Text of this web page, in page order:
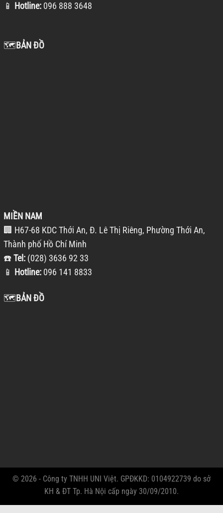
📱 Hotline: 096 888 3648
🗺️BẢN ĐỒ
MIỀN NAM
🏢 H67-68 KDC Thới An, Đ. Lê Thị Riêng, Phường Thới An,
Thành phố Hồ Chí Minh
☎️Tel: (028) 3636 92 33
📱 Hotline: 096 141 8833
🗺️BẢN ĐỒ
© 2026 - Công ty TNHH UNI Việt. GPĐKKD: 0104922739 do sở
KH & ĐT Tp. Hà Nội cấp ngày 30/09/2010.